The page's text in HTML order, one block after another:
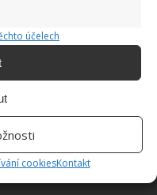
účelech
cookiesKontakt
ukáže, kdo má